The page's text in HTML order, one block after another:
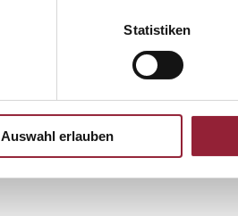
Statistiken
Auswahl erlauben